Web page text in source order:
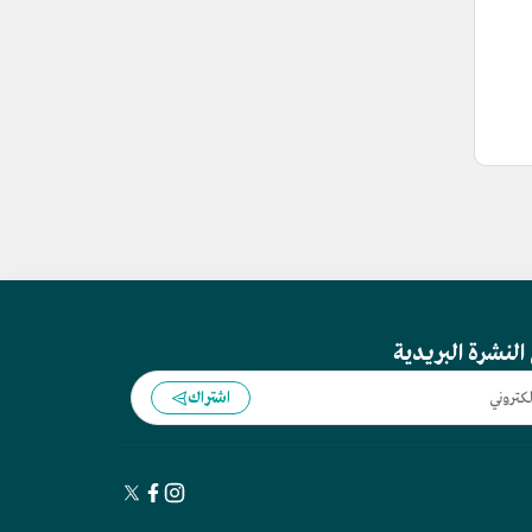
البريدية
اشتراك